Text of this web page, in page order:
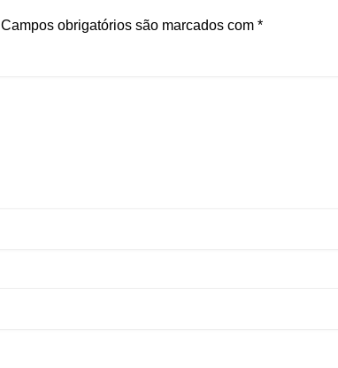
Campos obrigatórios são marcados com *